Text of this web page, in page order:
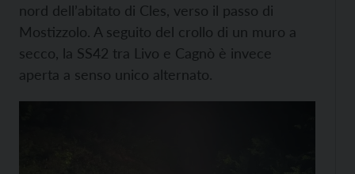
nord dell’abitato di Cles, verso il passo di
Mostizzolo. A seguito del crollo di un muro a
secco, la SS42 tra Livo e Cagnò è invece
aperta a senso unico alternato.